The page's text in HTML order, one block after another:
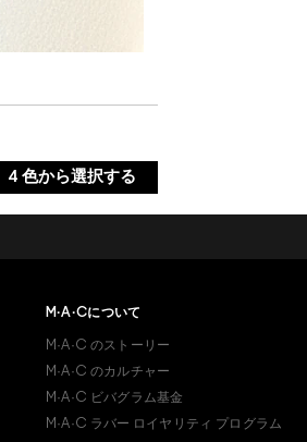
4 色から選択する
ト
ト
たはM･A･Cラバー
？
登録後の初回購入時に10%OFF
M·A·Cについて
M·A·C のストーリー
M·A·C のカルチャー
M·A·C ビバグラム基金
M·A·C ラバー ロイヤリティ プログラム